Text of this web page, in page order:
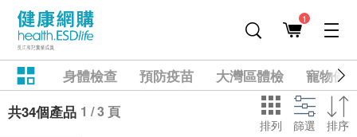
1
身體檢查 預防疫苗 大灣區體檢
寵物健
共34個產品 1 / 3 頁
排列 篩選 排序